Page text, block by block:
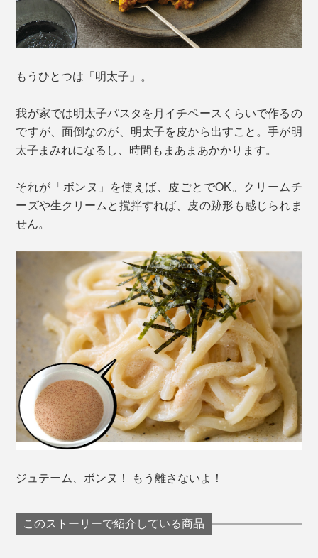
もうひとつは「明太子」。
我が家では明太子パスタを月イチペースくらいで作るの
ですが、面倒なのが、明太子を皮から出すこと。手が明
太子まみれになるし、時間もまあまあかかります。
それが「ボンヌ」を使えば、皮ごとでOK。クリームチ
ーズや生クリームと撹拌すれば、皮の跡形も感じられま
せん。
ジュテーム、ボンヌ！ もう離さないよ！
このストーリーで紹介している商品